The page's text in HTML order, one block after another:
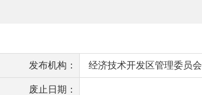
发布机构： 经济技术开发区管理委员会
废止日期：